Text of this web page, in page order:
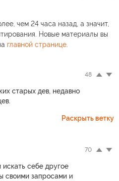
чем 24 часа назад, а значит,
Новые материалы вы
главной странице.
48
старых дев, недавно
Раскрыть ветку
70
искать себе другое
своими запросами и